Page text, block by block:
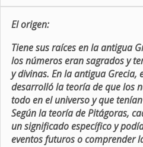
El origen:
Tiene sus raíces en la antigua
los números eran sagrados y
y divinas. En la antigua Grecia,
desarrolló la teoría de que los
todo en el universo y que
Según la teoría de Pitágoras,
un significado específico y
eventos futuros o comprender